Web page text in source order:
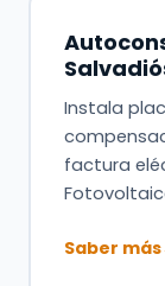
Instala
factura
Saber más